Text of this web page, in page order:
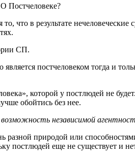
Постчеловеке?
что в резуль­та­те
СП.
пост­че­ло­ве­ком тогда и
кото­рой у пост­лю­дей не
обой­тись без нее.
неза­ви­си­мой
при­ро­дой или
пост­лю­дей еще не суще­ству­ет и